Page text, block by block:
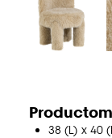
38 (L) x 40